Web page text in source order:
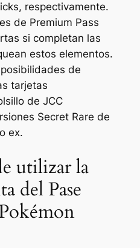
respectivamente.
de Premium Pass
si completan las
estos elementos.
de
tarjetas
de JCC
Secret Rare de
ex.
utilizar la
del Pase